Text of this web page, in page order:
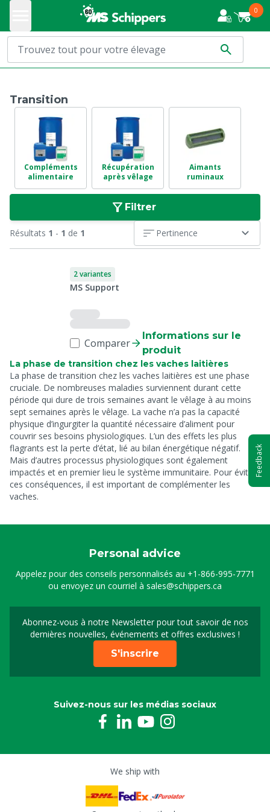
0
Transition
Compléments
alimentaire
Récupération
après vêlage
Aimants
ruminaux
Filtrer
Résultats 1 - 1 de 1 Pertinence
2 variantes
MS Support
Comparer
Informations sur le
produit
La phase de transition chez les vaches laitières
La phase de transition chez les vaches laitières est une phase
cruciale. De nombreuses maladies surviennent durant cette
période qui dure de trois semaines avant le vêlage à au moins
sept semaines après le vêlage. La vache n’a pas la capacité
physique d’ingurgiter la quantité nécessaire d’aliment pour
couvrir ses besoins physiologiques. L’un des effets les plus
flagrants est la perte d’état, lié au bilan énergétique négatif.
Mais d’autres processus physiologiques sont également
impactés et en premier lieu le système immunitaire. Pour éviter
ces conséquences, il est important de complémenter les
vaches.
Personal advice
Appelez pour des conseils personnalisés au +1-866-995-7771
ou envoyez un courriel à sales@schippers.ca
Abonnez-vous à notre Newsletter pour tout savoir de nos
dernières nouvelles, événements et offres exclusives !
Sign up for our
S'inscrire
Suivez-nous sur les médias sociaux
We ship with
Feedback